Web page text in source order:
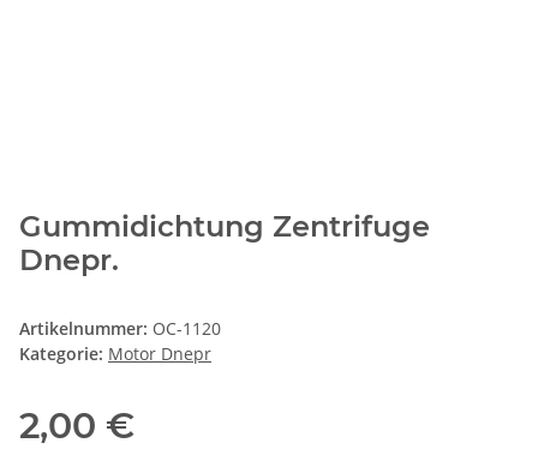
Gummidichtung Zentrifuge
Dnepr.
Artikelnummer: OC-1120
Kategorie: Motor Dnepr
2,00 €